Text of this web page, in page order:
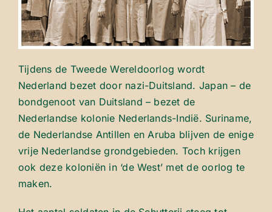
Tijdens de Tweede Wereldoorlog wordt
Nederland bezet door nazi-Duitsland. Japan – de
bondgenoot van Duitsland – bezet de
Nederlandse kolonie Nederlands-Indië. Suriname,
de Nederlandse Antillen en Aruba blijven de enige
vrije Nederlandse grondgebieden. Toch krijgen
ook deze koloniën in ‘de West’ met de oorlog te
maken.